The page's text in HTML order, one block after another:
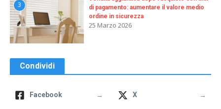
3
di pagamento: aumentare il valore medio
ordine in sicurezza
25 Marzo 2026
Condividi
Facebook → X →